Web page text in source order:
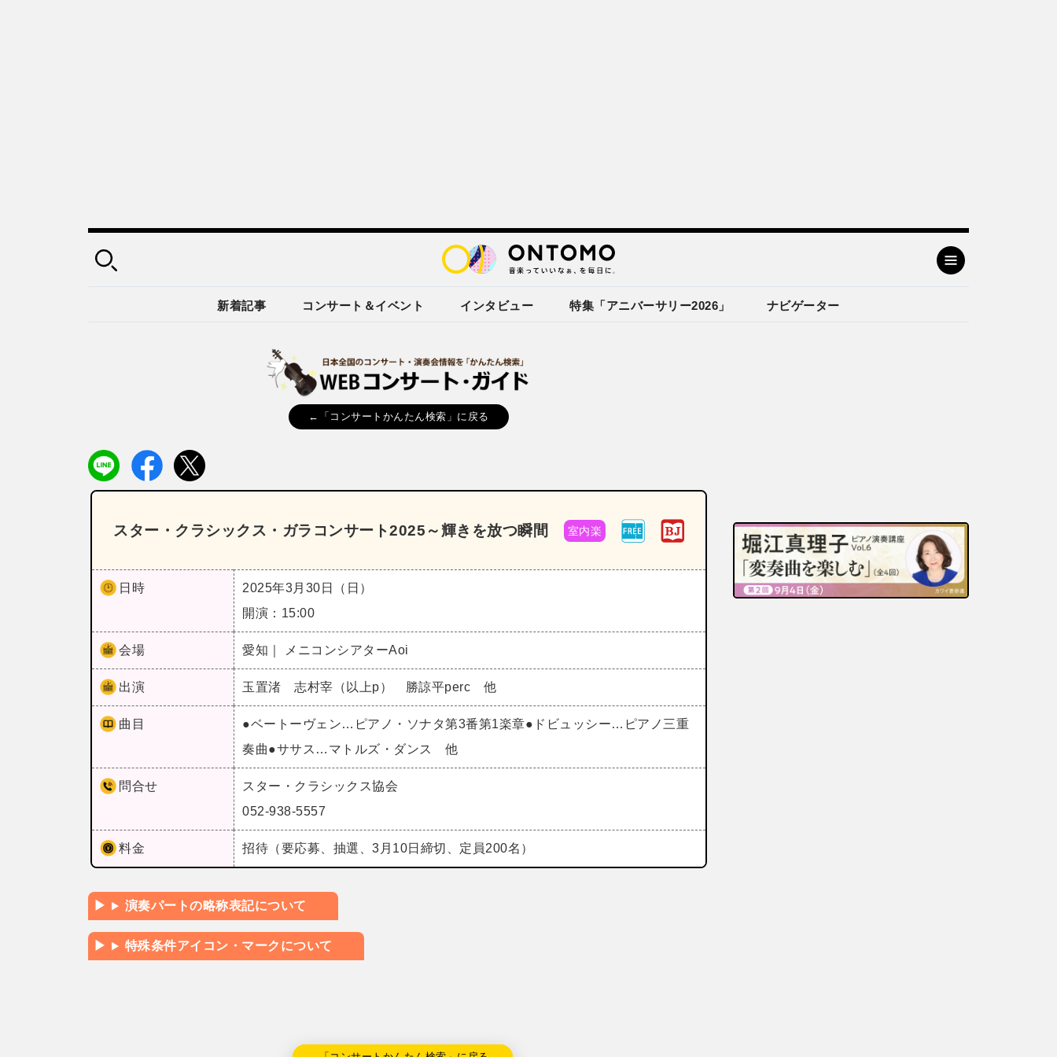
新着記事 コンサート＆イベント インタビュー 特集「アニバーサリー2026」 ナビゲーター
←「コンサートかんたん検索」に戻る
スター・クラシックス・ガラコンサート2025～輝きを放つ瞬間 室内楽
日時
2025年3月30日（日）
開演：15:00
会場 愛知｜ メニコンシアターAoi
出演 玉置渚 志村宰（以上p） 勝諒平perc 他
曲目
●ベートーヴェン…ピアノ・ソナタ第3番第1楽章●ドビュッシー…ピアノ三重
奏曲●ササス…マトルズ・ダンス 他
問合せ
スター・クラシックス協会
052-938-5557
料金 招待（要応募、抽選、3月10日締切、定員200名）
演奏パートの略称表記について
特殊条件アイコン・マークについて